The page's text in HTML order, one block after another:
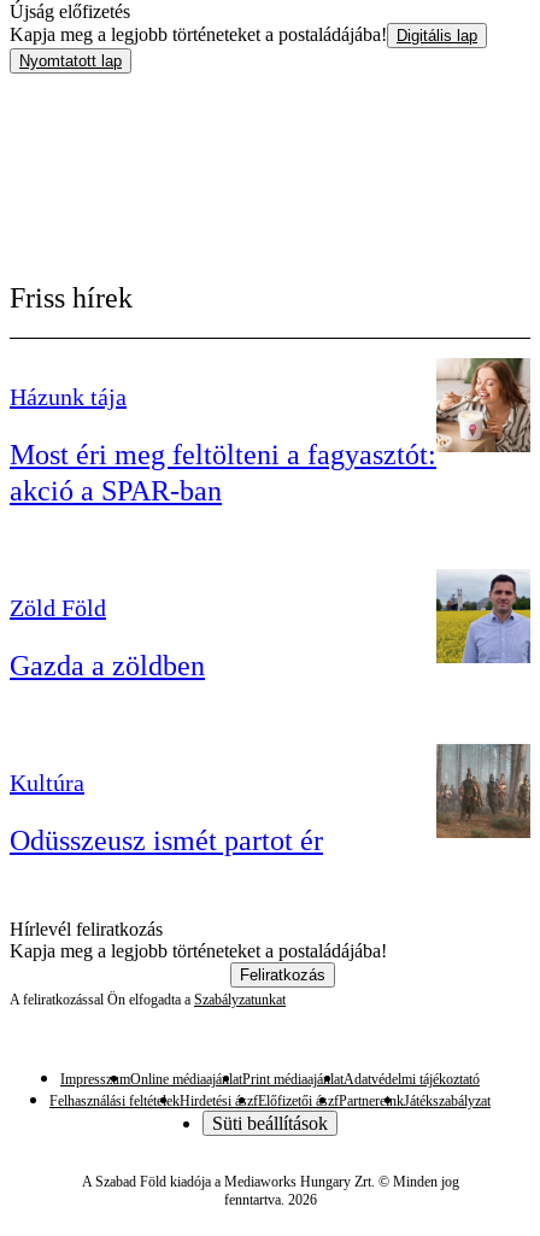
Újság előfizetés
Kapja meg a legjobb történeteket a postaládájába!
Digitális lap
Nyomtatott lap
Friss hírek
Házunk tája
Most éri meg feltölteni a fagyasztót:
akció a SPAR-ban
Zöld Föld
Gazda a zöldben
Kultúra
Odüsszeusz ismét partot ér
Hírlevél feliratkozás
Kapja meg a legjobb történeteket a postaládájába!
Feliratkozás
A feliratkozással Ön elfogadta a Szabályzatunkat
ImpresszumOnline médiaajánlatPrint médiaajánlatAdatvédelmi tájékoztató
Felhasználási feltételekHirdetési ászfElőfizetői ászfPartnereinkJátékszabályzat
Süti beállítások
A Szabad Föld kiadója a Mediaworks Hungary Zrt. © Minden jog
fenntartva. 2026